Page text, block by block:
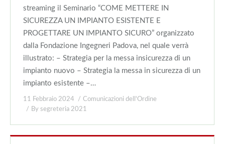
streaming il Seminario “COME METTERE IN
SICUREZZA UN IMPIANTO ESISTENTE E
PROGETTARE UN IMPIANTO SICURO” organizzato
dalla Fondazione Ingegneri Padova, nel quale verrà
illustrato: – Strategia per la messa insicurezza di un
impianto nuovo – Strategia la messa in sicurezza di un
impianto esistente –…
11 Febbraio 2024
Comunicazioni dell'Ordine
By segreteria 2021